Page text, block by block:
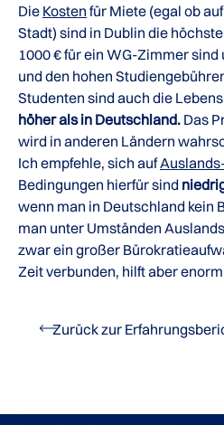
Die Kosten für Miete (egal ob
Stadt) sind in Dublin die
1000 € für ein WG-Zimmer
und den hohen
Studenten sind auch die
höher als in Deutschland. Das
wird in anderen Ländern
Ich empfehle, sich auf
Bedingungen hierfür sind
wenn man in Deutschland kein
man unter Umständen
zwar ein großer
Zeit verbunden, hilft aber
Zurück zur